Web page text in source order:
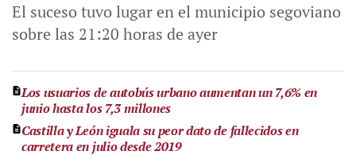
El suceso tuvo lugar en el municipio segoviano
sobre las 21:20 horas de ayer
Los usuarios de autobús urbano aumentan un 7,6% en
junio hasta los 7,3 millones
Castilla y León iguala su peor dato de fallecidos en
carretera en julio desde 2019